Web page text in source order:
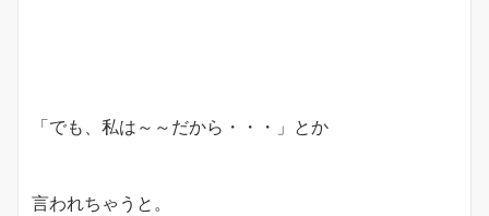
「でも、私は～～だから・・・」とか
言われちゃうと。